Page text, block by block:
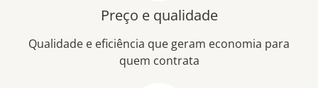
Preço e qualidade
Qualidade e eficiência que geram economia para
quem contrata